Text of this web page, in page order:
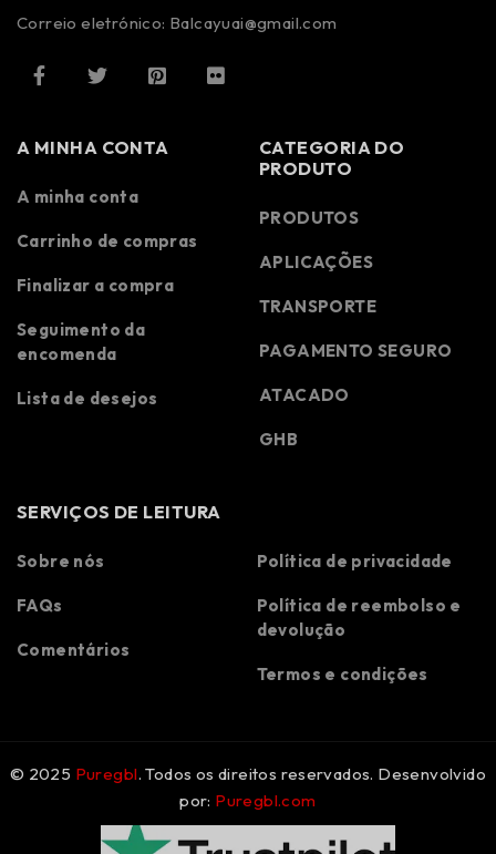
Correio eletrónico: Balcayuai@gmail.com
A MINHA CONTA
A minha conta
Carrinho de compras
Finalizar a compra
Seguimento da
encomenda
Lista de desejos
CATEGORIA DO
PRODUTO
PRODUTOS
APLICAÇÕES
TRANSPORTE
PAGAMENTO SEGURO
ATACADO
GHB
SERVIÇOS DE LEITURA
Sobre nós
FAQs
Comentários
Política de privacidade
Política de reembolso e
devolução
Termos e condições
© 2025 Puregbl. Todos os direitos reservados. Desenvolvido
por: Puregbl.com
Dutch
Korean
Spanish